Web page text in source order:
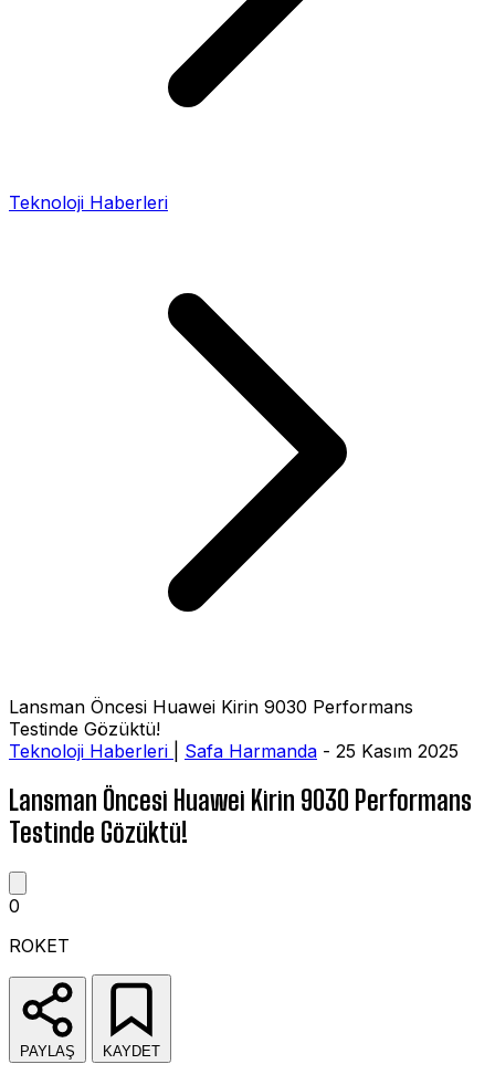
Teknoloji Haberleri
Lansman Öncesi Huawei Kirin 9030 Performans
Testinde Gözüktü!
Teknoloji Haberleri
Safa Harmanda - 25 Kasım 2025
Lansman Öncesi Huawei Kirin 9030 Performans
Testinde Gözüktü!
0
ROKET
PAYLAŞ KAYDET